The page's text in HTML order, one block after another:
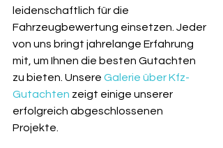
leidenschaftlich für die
Fahrzeugbewertung einsetzen. Jeder
von uns bringt jahrelange Erfahrung
mit, um Ihnen die besten Gutachten
zu bieten. Unsere Galerie über Kfz-
Gutachten zeigt einige unserer
erfolgreich abgeschlossenen
Projekte.